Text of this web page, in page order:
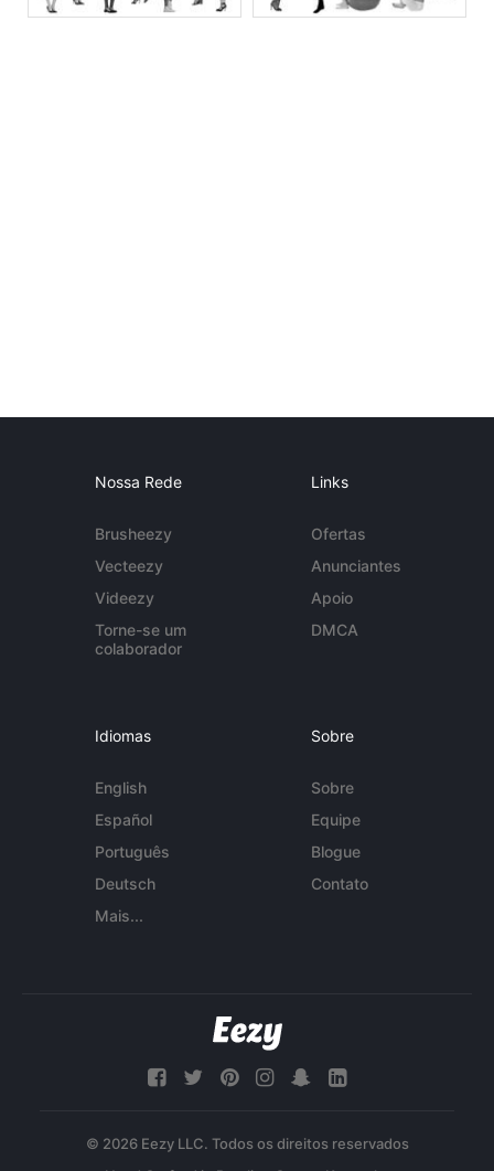
Nossa Rede
Brusheezy
Vecteezy
Videezy
Torne-se um
colaborador
Links
Ofertas
Anunciantes
Apoio
DMCA
Idiomas
English
Español
Português
Deutsch
Mais...
Sobre
Sobre
Equipe
Blogue
Contato
© 2026 Eezy LLC. Todos os direitos reservados